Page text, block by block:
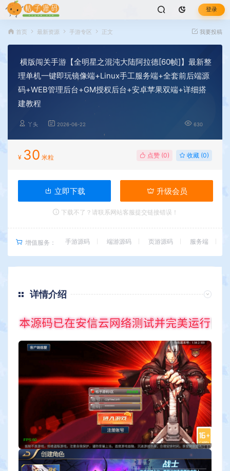
登录
首页 最新资源 手游专区 正文 我要投稿
横版闯关手游【全明星之混沌大陆阿拉德[60帧]】最新整
理单机一键即玩镜像端+Linux手工服务端+全套前后端源
码+WEB管理后台+GM授权后台+安卓苹果双端+详细搭
建教程
丫头 2026-06-22 630
¥ 30 米粒 点赞 (0) 收藏 (0)
立即下载 升级会员
下载不了？请联系网站客服提交链接错误！
增值服务： 手游源码 端游源码 页游源码 服务端
详情介绍